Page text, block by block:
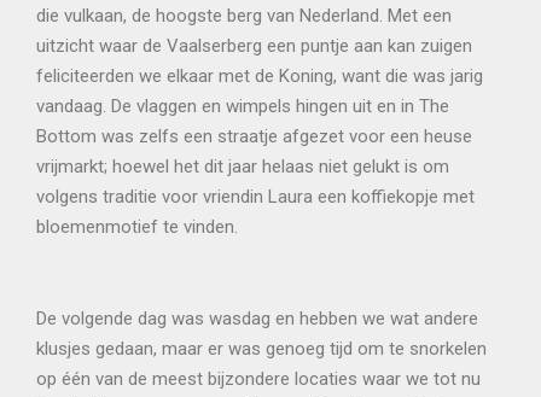
die vulkaan, de hoogste berg van Nederland. Met een
uitzicht waar de Vaalserberg een puntje aan kan zuigen
feliciteerden we elkaar met de Koning, want die was jarig
vandaag. De vlaggen en wimpels hingen uit en in The
Bottom was zelfs een straatje afgezet voor een heuse
vrijmarkt; hoewel het dit jaar helaas niet gelukt is om
volgens traditie voor vriendin Laura een koffiekopje met
bloemenmotief te vinden.
De volgende dag was wasdag en hebben we wat andere
klusjes gedaan, maar er was genoeg tijd om te snorkelen
op één van de meest bijzondere locaties waar we tot nu